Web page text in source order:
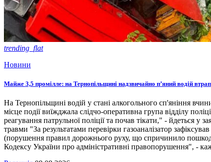
trending_flat
Новини
Майже 3,5 промілле: на Тернопільщині надзвичайно п’яний водій
На Тернопільщині водій у стані алкогольного сп'яніння
місце події виїжджала слідчо-оперативна група відділу
реагування патрульної поліції та почав тікати," - йдеться
травми "За результатами перевірки газоаналізатор
(порушення правил дорожнього руху, що спричинило
Кодексу України про адміністративні правопорушення", -